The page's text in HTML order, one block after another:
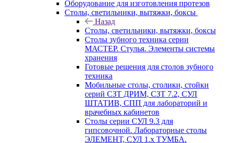
Оборудование для изготовления протезов
Cтолы, светильники, вытяжки, боксы
Назад
Cтолы, светильники, вытяжки, боксы
Столы зубного техника серии
МАСТЕР. Стулья. Элементы системы
хранения
Готовые решения для столов зубного
техника
Мобильные столы, столики, стойки
серий СЗТ ДРИМ, СЗТ 7.2, СУЛ
ШТАТИВ, СПП для лабораторий и
врачебных кабинетов
Столы серии СУЛ 9.3 для
гипсовочной. Лабораторные столы
ЭЛЕМЕНТ, СУЛ 1.х ТУМБА.